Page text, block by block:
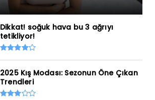
Dikkat! soğuk hava bu 3 ağrıyı
tetikliyor!
2025 Kış Modası: Sezonun Öne Çıkan
Trendleri